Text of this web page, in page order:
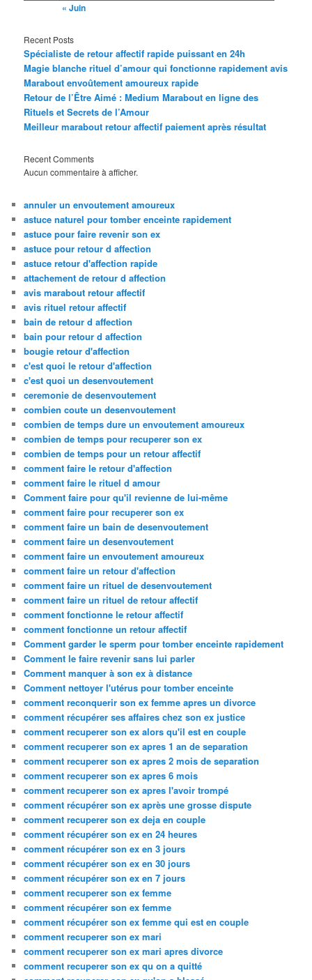
« Juin
Recent Posts
Spécialiste de retour affectif rapide puissant en 24h
Magie blanche rituel d’amour qui fonctionne rapidement avis
Marabout envoûtement amoureux rapide
Retour de l’Être Aimé : Medium Marabout en ligne des
Rituels et Secrets de l’Amour
Meilleur marabout retour affectif paiement après résultat
Recent Comments
Aucun commentaire à afficher.
annuler un envoutement amoureux
astuce naturel pour tomber enceinte rapidement
astuce pour faire revenir son ex
astuce pour retour d affection
astuce retour d'affection rapide
attachement de retour d affection
avis marabout retour affectif
avis rituel retour affectif
bain de retour d affection
bain pour retour d affection
bougie retour d'affection
c'est quoi le retour d'affection
c'est quoi un desenvoutement
ceremonie de desenvoutement
combien coute un desenvoutement
combien de temps dure un envoutement amoureux
combien de temps pour recuperer son ex
combien de temps pour un retour affectif
comment faire le retour d'affection
comment faire le rituel d amour
Comment faire pour qu'il revienne de lui-même
comment faire pour recuperer son ex
comment faire un bain de desenvoutement
comment faire un desenvoutement
comment faire un envoutement amoureux
comment faire un retour d'affection
comment faire un rituel de desenvoutement
comment faire un rituel de retour affectif
comment fonctionne le retour affectif
comment fonctionne un retour affectif
Comment garder le sperm pour tomber enceinte rapidement
Comment le faire revenir sans lui parler
Comment manquer à son ex à distance
Comment nettoyer l'utérus pour tomber enceinte
comment reconquerir son ex femme apres un divorce
comment récupérer ses affaires chez son ex justice
comment recuperer son ex alors qu'il est en couple
comment recuperer son ex apres 1 an de separation
comment recuperer son ex apres 2 mois de separation
comment recuperer son ex apres 6 mois
comment recuperer son ex apres l'avoir trompé
comment récupérer son ex après une grosse dispute
comment recuperer son ex deja en couple
comment récupérer son ex en 24 heures
comment récupérer son ex en 3 jours
comment récupérer son ex en 30 jours
comment récupérer son ex en 7 jours
comment recuperer son ex femme
comment récupérer son ex femme
comment récupérer son ex femme qui est en couple
comment recuperer son ex mari
comment recuperer son ex mari apres divorce
comment recuperer son ex qu on a quitté